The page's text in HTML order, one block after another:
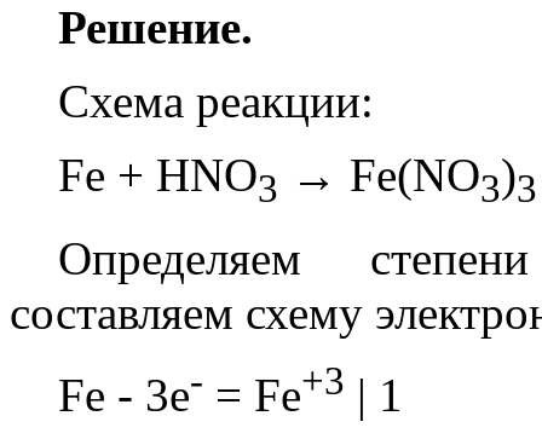
Решение.
Схема реакции:
Fe + HNO3 → Fe(NO3)3
Определяем
составляем схему
Fe - 3e- = Fe+3 | 1